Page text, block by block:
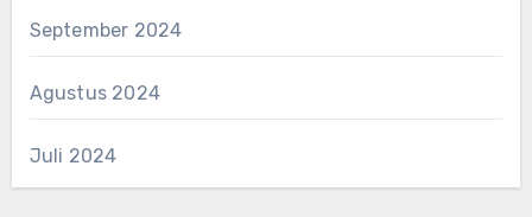
September 2024
Agustus 2024
Juli 2024